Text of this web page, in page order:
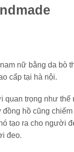
nam nữ bằng da bò
cấp tại hà nội.
quan trọng như
hồ cũng
tạo ra cho người
đeo.